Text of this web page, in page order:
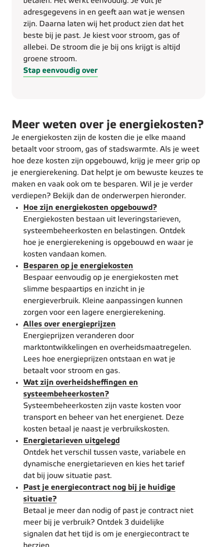
adresgegevens in en geeft aan wat je wensen
zijn. Daarna laten wij het product zien dat het
beste bij je past. Je kiest voor stroom, gas of
allebei. De stroom die je bij ons krijgt is altijd
groene stroom.
Stap eenvoudig over
Meer weten over je energiekosten?
Je energiekosten zijn de kosten die je elke maand
betaalt voor stroom, gas of stadswarmte. Als je weet
hoe deze kosten zijn opgebouwd, krijg je meer grip op
je energierekening. Dat helpt je om bewuste keuzes te
maken en vaak ook om te besparen. Wil je je verder
verdiepen? Bekijk dan de onderwerpen hieronder.
Hoe zijn energiekosten opgebouwd?
Energiekosten bestaan uit leveringstarieven,
systeembeheerkosten en belastingen. Ontdek
hoe je energierekening is opgebouwd en waar je
kosten vandaan komen.
Besparen op je energiekosten
Bespaar eenvoudig op je energiekosten met
slimme bespaartips en inzicht in je
energieverbruik. Kleine aanpassingen kunnen
zorgen voor een lagere energierekening.
Alles over energieprijzen
Energieprijzen veranderen door
marktontwikkelingen en overheidsmaatregelen.
Lees hoe energieprijzen ontstaan en wat je
betaalt voor stroom en gas.
Wat zijn overheidsheffingen en
systeembeheerkosten?
Systeembeheerkosten zijn vaste kosten voor
transport en beheer van het energienet. Deze
kosten betaal je naast je verbruikskosten.
Energietarieven uitgelegd
Ontdek het verschil tussen vaste, variabele en
dynamische energietarieven en kies het tarief
dat bij jouw situatie past.
Past je energiecontract nog bij je huidige
situatie?
Betaal je meer dan nodig of past je contract niet
meer bij je verbruik? Ontdek 3 duidelijke
signalen dat het tijd is om je energiecontract te